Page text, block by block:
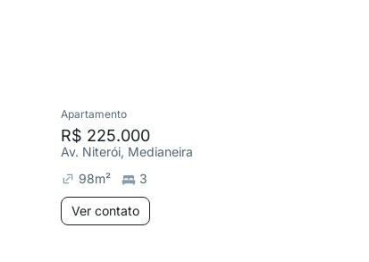
Apartamento
R$ 225.000
Av. Niterói, Medianeira
98m² 3
Ver contato